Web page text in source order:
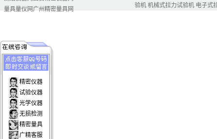
量具量仪网 广州精密量具网
验机 机械式拉力试验机 电子式
精密仪器
试验仪器
光学仪器
无损检测
精密量具
广精客服